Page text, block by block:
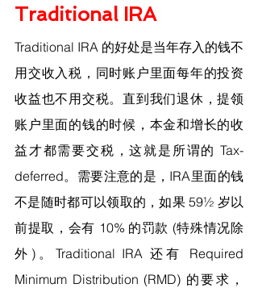
Traditional IRA
Traditional IRA 的好处是当年存入的钱不
用交收入税，同时账户里面每年的投资
收益也不用交税。直到我们退休，提领
账户里面的钱的时候，本金和增长的收
益才都需要交税，这就是所谓的 Tax-
deferred。需要注意的是，IRA里面的钱
不是随时都可以领取的，如果 59½ 岁以
前提取，会有 10% 的罚款 (特殊情况除
外)。Traditional IRA 还有 Required
Minimum Distribution (RMD) 的要求，